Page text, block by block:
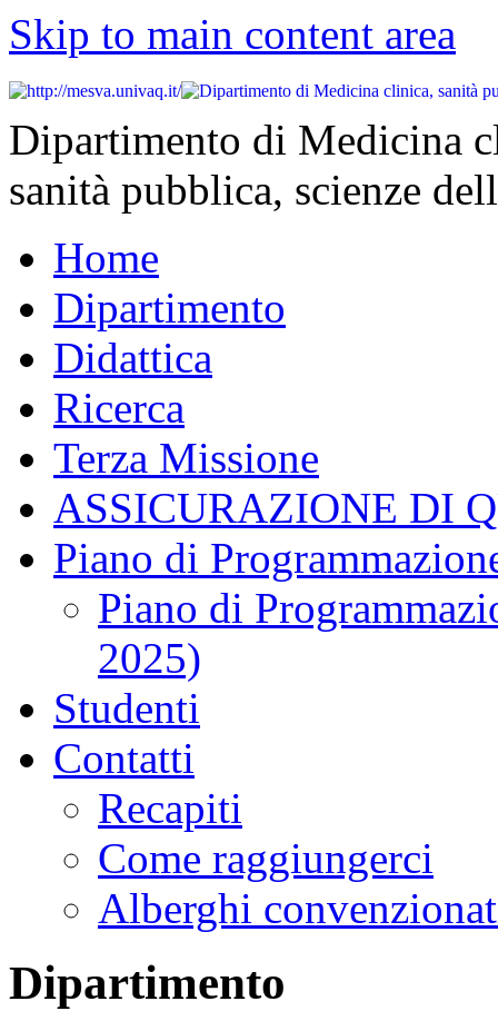
Skip to main content area
Dipartimento di Medicina
sanità pubblica, scienze
Home
Dipartimento
Didattica
Ricerca
Terza Missione
ASSICURAZIONE DI
Piano di
Piano di
2025)
Studenti
Contatti
Recapiti
Come raggiungerci
Alberghi
Dipartimento